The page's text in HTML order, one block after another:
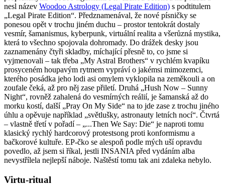
nesl název Woodoo Astrology (Legal Pirate Edition) s podtitulem
„Legal Pirate Edition“. Předznamenával, že nové písničky se
ponesou opět v trochu jiném duchu – prostor tentokrát dostaly
vesmír, šamanismus, kyberpunk, virtuální realita a všerůzná mystika,
která to všechno spojovala dohromady. Do drážek desky jsou
zaznamenány čtyři skladby, míchající přesně to, co jsme si
vyjmenovali – tak třeba „My Astral Brothers“ v rychlém kvapíku
prosyceném houpavým rytmem vypráví o jakémsi mimozemci,
kterého posádka jeho lodi asi omylem vyklopila na zeměkouli a on
zoufale čeká, až pro něj zase přiletí. Druhá „Hush Now – Sunny
Night“, rovněž zahalená do vesmírných reálií, je šamanská až do
morku kostí, další „Pray On My Side“ na to jde zase z trochu jiného
úhlu a opěvuje například „světlušky, astronauty letních nocí“. Čtvrtá
– vlastně třetí v pořadí – „...Then We Say: Die“ je naproti tomu
klasický rychlý hardcorový protestsong proti konformismu a
bačkorové kultuře. EP-čko se alespoň podle mých uší opravdu
povedlo, až jsem si říkal, jestli INSANIA před vydáním alba
nevystřílela nejlepší náboje. Naštěstí tomu tak ani zdaleka nebylo.
Virtu-ritual